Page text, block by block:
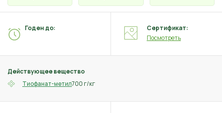
Действующее вещество
Тиофанат-метил700 г/кг
Годен до:
Сертификат:
Посмотреть